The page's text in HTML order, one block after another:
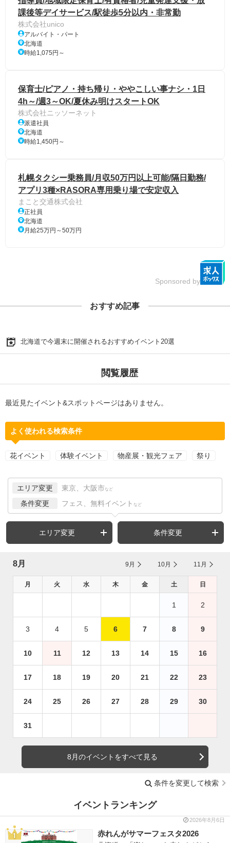
課後等デイサービス/駅徒歩5分以内・非常勤
株式会社unico
アルバイト・パート
北海道
時給1,075円～
保育士/ピアノ・持ち帰り・ややこしい事ナシ・1日
4h～/週3～OK/夏休み明けスタートOK
株式会社ニッソーネット
派遣社員
北海道
時給1,450円～
札幌タクシー乗務員/月収50万円以上可能/隔日勤務/
アプリ3種×RASORA専用乗り場で安定収入
まこと交通株式会社
正社員
北海道
月給25万円～50万円
Sponsored by
おすすめ記事
北海道で今週末に開催されるおすすめイベント20選
閲覧履歴
最近見たイベント&スポットページはありません。
よく使われる検索条件
花イベント 体験イベント 物産展・観光フェア 祭り
エリア変更 東京、大阪市 など
条件変更 フェス、無料イベント など
エリア変更 条件変更
8月 9月 10月 11月
月 火 水 木 金 土 日
1 2
3 4 5 6 7 8 9
10 11 12 13 14 15 16
17 18 19 20 21 22 23
24 25 26 27 28 29 30
31
8月のイベントをすべて見る
条件を変更して検索
イベントランキング
2026年8月6日
赤れんがサマーフェスタ2026